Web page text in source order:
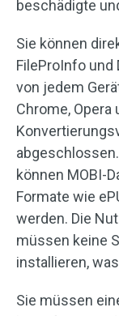
beschädigte
Sie können
FileProInfo und
von jedem
Chrome,
können MOBI-
Formate wie
werden. Die
müssen keine
installieren,
Sie müssen